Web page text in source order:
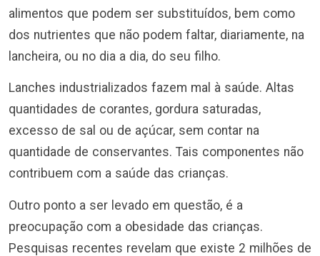
alimentos que podem ser substituídos, bem como
dos nutrientes que não podem faltar, diariamente, na
lancheira, ou no dia a dia, do seu filho.
Lanches industrializados fazem mal à saúde. Altas
quantidades de corantes, gordura saturadas,
excesso de sal ou de açúcar, sem contar na
quantidade de conservantes. Tais componentes não
contribuem com a saúde das crianças.
Outro ponto a ser levado em questão, é a
preocupação com a obesidade das crianças.
Pesquisas recentes revelam que existe 2 milhões de